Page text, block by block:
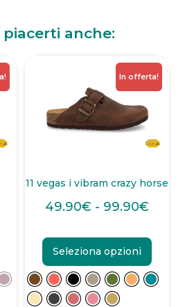
anche:
In offerta!
11 vegas i vibram crazy horse
49.90€ - 99.90€
Seleziona opzioni